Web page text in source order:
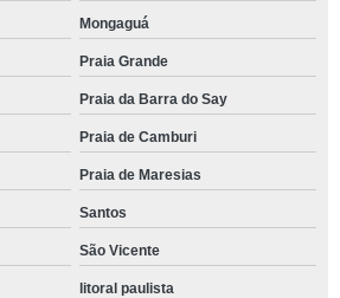
Mongaguá
Praia Grande
Praia da Barra do Say
Praia de Camburi
Praia de Maresias
Santos
São Vicente
litoral paulista